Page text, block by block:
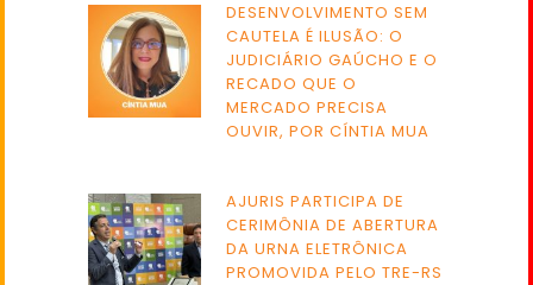
DESENVOLVIMENTO SEM
CAUTELA É ILUSÃO: O
JUDICIÁRIO GAÚCHO E O
RECADO QUE O
MERCADO PRECISA
OUVIR, POR CÍNTIA MUA
AJURIS PARTICIPA DE
CERIMÔNIA DE ABERTURA
DA URNA ELETRÔNICA
PROMOVIDA PELO TRE-RS